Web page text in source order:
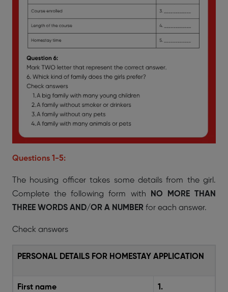
Questions 1-5:
The housing officer takes some details from the girl.
Complete the following form with
NO MORE THAN
THREE WORDS AND/OR A NUMBER for each answer.
Check answers
PERSONAL DETAILS FOR HOMESTAY APPLICATION
First name
1.